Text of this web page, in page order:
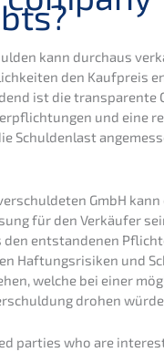
kann durch­aus
den Kaufpreis
ist die trans­pa­ren­te
und eine
Schul­den­last
GmbH
für den Verkäu­fer
entstan­de­nen
Haftungs­ri­si­ken und
welche bei einer
drohen
parties who are